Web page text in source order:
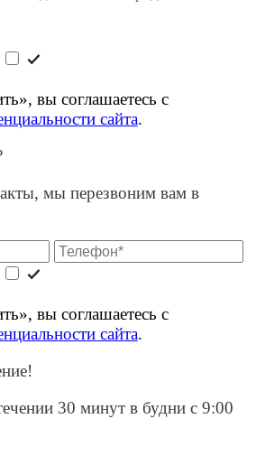
30 минут в будни с 9:00
sales@smart-m2m.ru